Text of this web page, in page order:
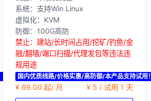
系统：支持Win Linux
虚拟化：KVM
防御：100G高防
禁止：建站/长时间占用/挖矿/钓鱼/金
融/翻墙/端口扫描/代理发包等违法违
规用途
国内优质线路/价格实惠/高防御/本产品支持试用！
¥ 69.00 起/ 月 ¥ 5 / 试用 1 天